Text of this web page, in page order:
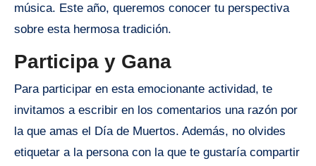
música. Este año, queremos conocer tu perspectiva
sobre esta hermosa tradición.
Participa y Gana
Para participar en esta emocionante actividad, te
invitamos a escribir en los comentarios una razón por
la que amas el Día de Muertos. Además, no olvides
etiquetar a la persona con la que te gustaría compartir